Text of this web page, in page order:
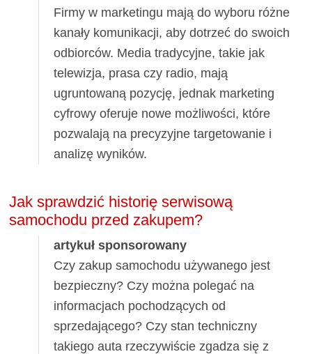
Firmy w marketingu mają do wyboru różne
kanały komunikacji, aby dotrzeć do swoich
odbiorców. Media tradycyjne, takie jak
telewizja, prasa czy radio, mają
ugruntowaną pozycję, jednak marketing
cyfrowy oferuje nowe możliwości, które
pozwalają na precyzyjne targetowanie i
analizę wyników.
Jak sprawdzić historię serwisową
samochodu przed zakupem?
artykuł sponsorowany
Czy zakup samochodu używanego jest
bezpieczny? Czy można polegać na
informacjach pochodzących od
sprzedającego? Czy stan techniczny
takiego auta rzeczywiście zgadza się z